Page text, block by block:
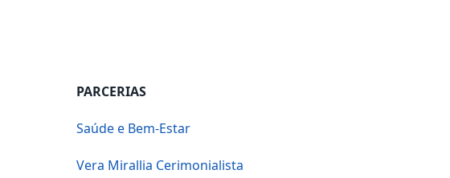
PARCERIAS
Saúde e Bem-Estar
Vera Mirallia Cerimonialista